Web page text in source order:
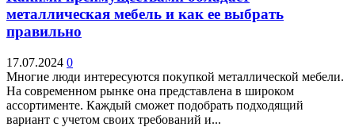
металлическая мебель и как ее выбрать
правильно
17.07.2024 0
Многие люди интересуются покупкой металлической мебели.
На современном рынке она представлена в широком
ассортименте. Каждый сможет подобрать подходящий
вариант с учетом своих требований и...